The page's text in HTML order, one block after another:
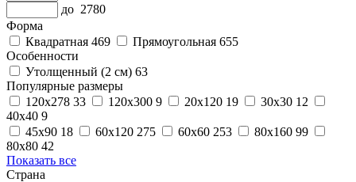
до 2780
Форма
Квадратная 469 Прямоугольная 655
Особенности
Утолщенный (2 см) 63
Популярные размеры
120x278 33 120x300 9 20x120 19 30x30 12
40x40 9
45x90 18 60x120 275 60x60 253 80x160 99
80x80 42
Показать все
Страна